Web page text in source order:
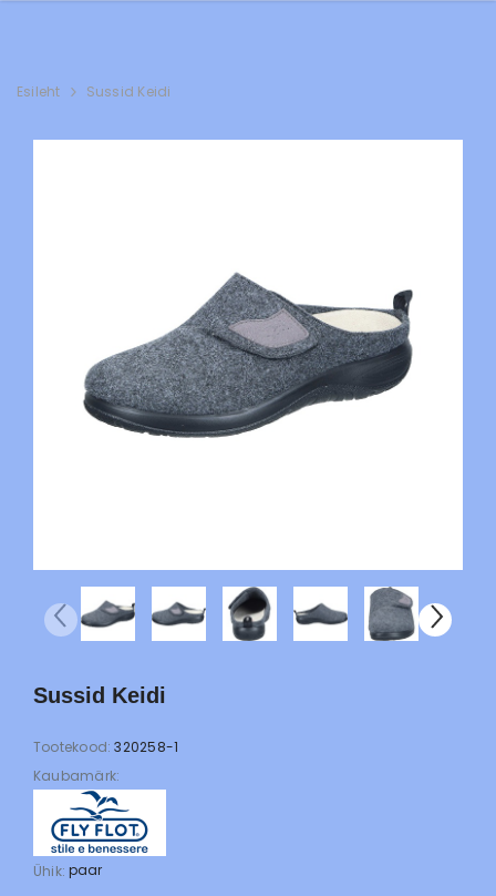
Esileht Sussid Keidi
Sussid Keidi
Tootekood: 320258-1
Kaubamärk:
Ühik: paar